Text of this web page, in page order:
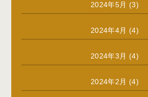
2024年5月 (3)
2024年4月 (4)
2024年3月 (4)
2024年2月 (4)